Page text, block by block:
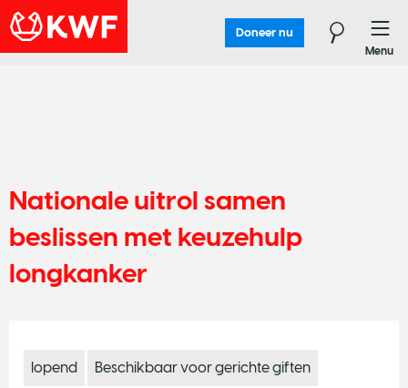
Doneer nu
Menu
Nationale uitrol samen
beslissen met keuzehulp
longkanker
lopend Beschikbaar voor gerichte giften